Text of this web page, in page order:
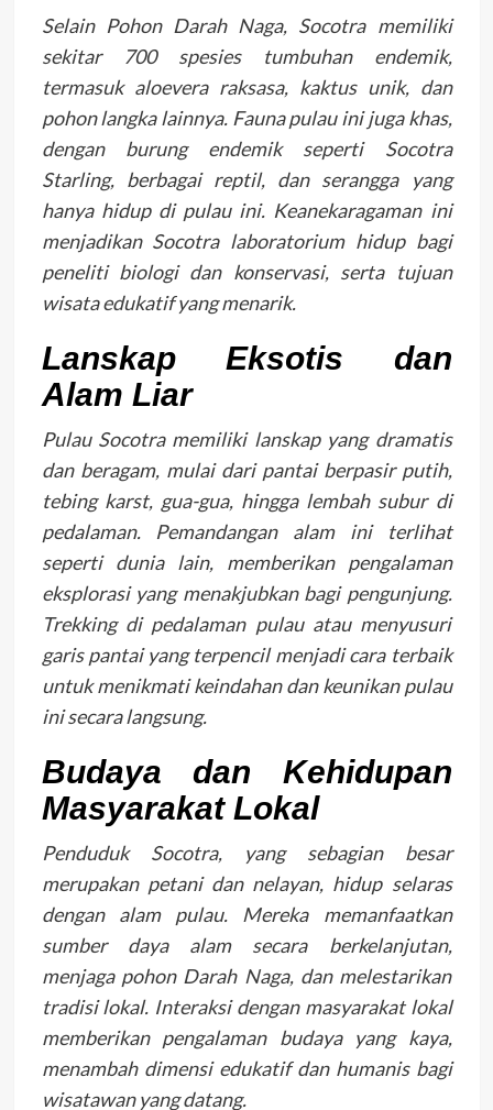
Selain Pohon Darah Naga, Socotra memiliki
sekitar 700 spesies tumbuhan endemik,
termasuk aloevera raksasa, kaktus unik, dan
pohon langka lainnya. Fauna pulau ini juga khas,
dengan burung endemik seperti Socotra
Starling, berbagai reptil, dan serangga yang
hanya hidup di pulau ini. Keanekaragaman ini
menjadikan Socotra laboratorium hidup bagi
peneliti biologi dan konservasi, serta tujuan
wisata edukatif yang menarik.
Lanskap Eksotis dan
Alam Liar
Pulau Socotra memiliki lanskap yang dramatis
dan beragam, mulai dari pantai berpasir putih,
tebing karst, gua-gua, hingga lembah subur di
pedalaman. Pemandangan alam ini terlihat
seperti dunia lain, memberikan pengalaman
eksplorasi yang menakjubkan bagi pengunjung.
Trekking di pedalaman pulau atau menyusuri
garis pantai yang terpencil menjadi cara terbaik
untuk menikmati keindahan dan keunikan pulau
ini secara langsung.
Budaya dan Kehidupan
Masyarakat Lokal
Penduduk Socotra, yang sebagian besar
merupakan petani dan nelayan, hidup selaras
dengan alam pulau. Mereka memanfaatkan
sumber daya alam secara berkelanjutan,
menjaga pohon Darah Naga, dan melestarikan
tradisi lokal. Interaksi dengan masyarakat lokal
memberikan pengalaman budaya yang kaya,
menambah dimensi edukatif dan humanis bagi
wisatawan yang datang.